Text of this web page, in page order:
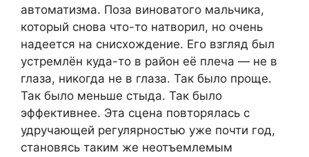
автоматизма. Поза виноватого мальчика,
который снова что-то натворил, но очень
надеется на снисхождение. Его взгляд был
устремлён куда-то в район её плеча — не в
глаза, никогда не в глаза. Так было проще.
Так было меньше стыда. Так было
эффективнее. Эта сцена повторялась с
удручающей регулярностью уже почти год,
становясь таким же неотъемлемым